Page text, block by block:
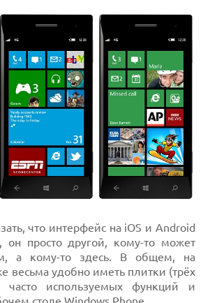
что интерфейс на iOS и Android
он просто другой, кому-то может
а кому-то здесь. В общем, на
весьма удобно иметь плитки (трёх
часто используемых функций и